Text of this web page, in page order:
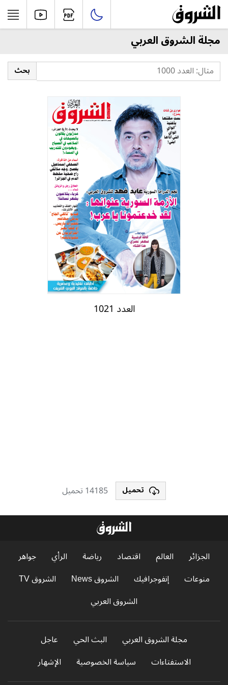
مجلة الشروق العربي
العدد 1021
تحميل 14185 تحميل
الجزائر العالم اقتصاد رياضة الرأي
جواهر
منوعات
إنفوجرافيك الشروق News
الشروق TV
الشروق العربي
مجلة الشروق العربي البث الحي
عاجل
الاستفتاءات
سياسة الخصوصية الإشهار